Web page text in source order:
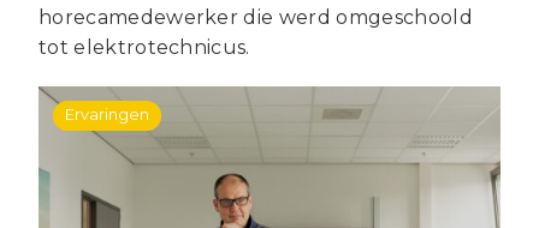
horecamedewerker die werd omgeschoold
tot elektrotechnicus.
Ervaringen